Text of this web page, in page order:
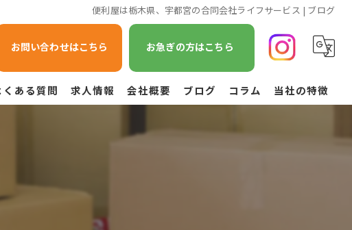
便利屋は栃木県、宇都宮の合同会社ライフサービス | ブログ
お問い合わせはこちら お急ぎの方はこちら
くある質問 求人情報 会社概要 ブログ コラム 当社の特徴